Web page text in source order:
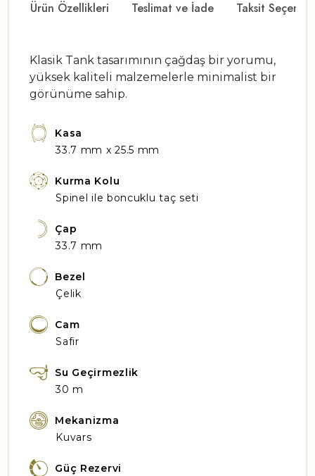
Ürün Özellikleri Teslimat ve İade Taksit
Klasik Tank tasarımının çağdaş bir yorumu,
yüksek kaliteli malzemelerle minimalist bir
görünüme sahip.
Kasa
33.7 mm x 25.5 mm
Kurma Kolu
Spinel ile boncuklu taç seti
Çap
33.7 mm
Bezel
Çelik
Cam
Safir
Su Geçirmezlik
30 m
Mekanizma
Kuvars
Güç Rezervi